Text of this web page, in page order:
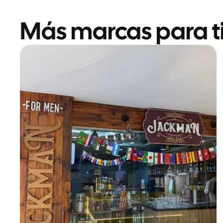
Más marcas para